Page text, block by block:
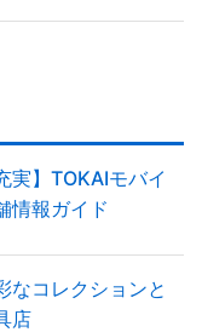
実】TOKAIモバイ
情報ガイド
なコレクションと
店